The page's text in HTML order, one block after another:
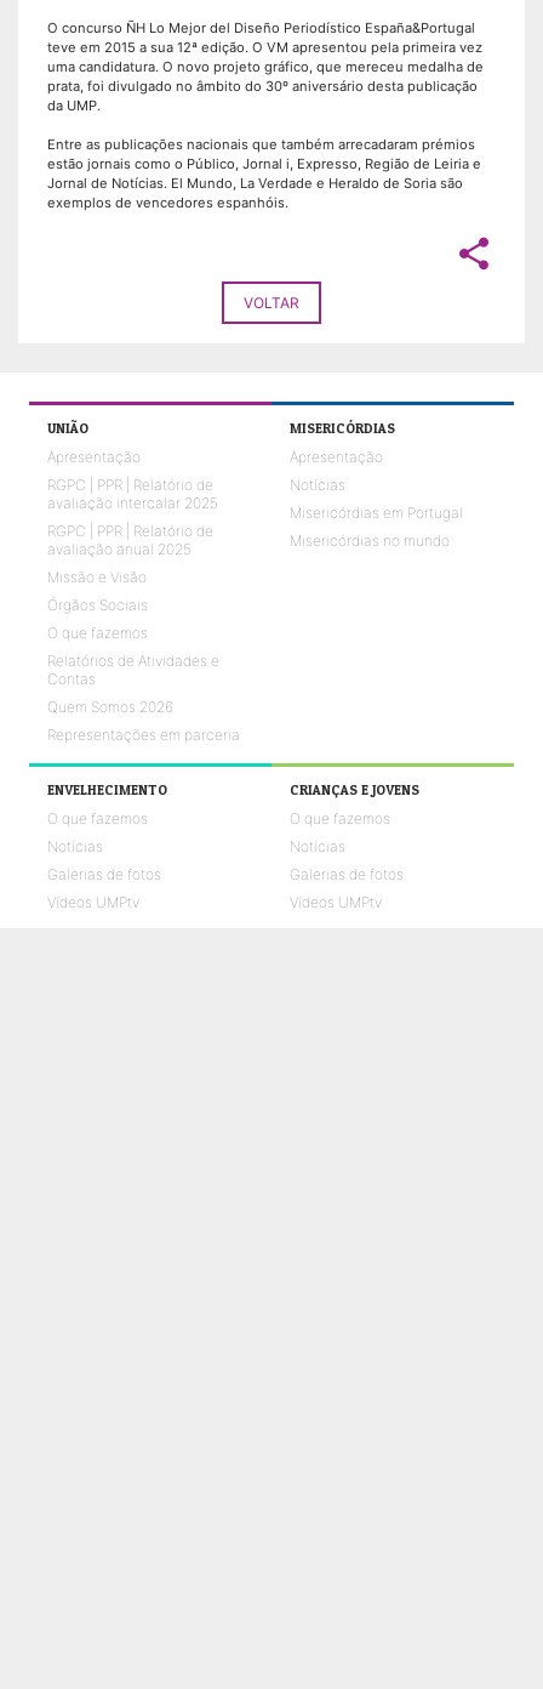
O concurso ÑH Lo Mejor del Diseño Periodístico España&Portugal
teve em 2015 a sua 12ª edição. O VM apresentou pela primeira vez
uma candidatura. O novo projeto gráfico, que mereceu medalha de
prata, foi divulgado no âmbito do 30º aniversário desta publicação
da UMP.
Entre as publicações nacionais que também arrecadaram prémios
estão jornais como o Público, Jornal i, Expresso, Região de Leiria e
Jornal de Notícias. El Mundo, La Verdade e Heraldo de Soria são
exemplos de vencedores espanhóis.
share
VOLTAR
UNIÃO
Apresentação
RGPC | PPR | Relatório de
avaliação intercalar 2025
RGPC | PPR | Relatório de
avaliação anual 2025
Missão e Visão
Órgãos Sociais
O que fazemos
Relatórios de Atividades e
Contas
Quem Somos 2026
Representações em parceria
MISERICÓRDIAS
Apresentação
Notícias
Misericórdias em Portugal
Misericórdias no mundo
ENVELHECIMENTO
O que fazemos
Notícias
Galerias de fotos
Vídeos UMPtv
CRIANÇAS E JOVENS
O que fazemos
Notícias
Galerias de fotos
Vídeos UMPtv